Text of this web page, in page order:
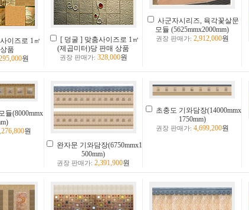
이즈로 1㎡
품
원
[ 덩굴 ] 맞춤사이즈로 1㎡
(제곱미터)당 판매 상품
권장 판매가: 328,000원
사군자시리즈, 육각꽃살문
모듈 (5625mmx2000mm)
권장 판매가: 2,912,000원
듈(8000mmx
원
완자문 기와담장(6750mmx1
500mm)
권장 판매가:2,391,900원
초충도 기와담장(14000mmx
1750mm)
권장 판매가: 4,699,200원